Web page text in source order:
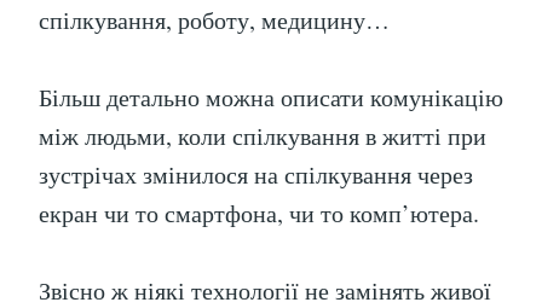
спілкування, роботу, медицину…
Більш детально можна описати комунікацію
між людьми, коли спілкування в житті при
зустрічах змінилося на спілкування через
екран чи то смартфона, чи то комп’ютера.
Звісно ж ніякі технології не замінять живої